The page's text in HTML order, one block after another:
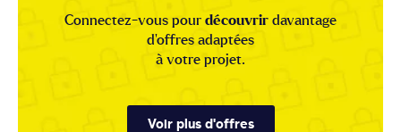
Connectez-vous pour découvrir davantage
d'offres adaptées
à votre projet.
Voir plus d'offres